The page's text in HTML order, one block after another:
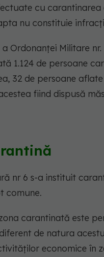
cu
nu constituie
Ordonanței Militare
1.124 de persoane
32 de persoane
fiind dispusă
nr 6 s-a instituit
comune.
carantinată este
de natura
economice în